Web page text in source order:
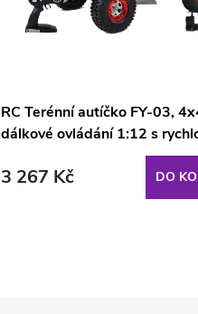
RC Terénní autíčko FY-03,
dálkové ovládání 1:12 s
3 267 Kč DO